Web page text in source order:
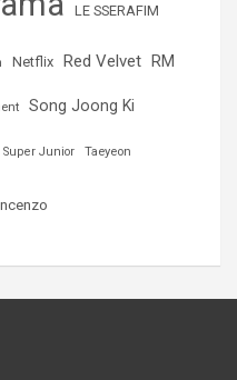
LE SSERAFIM
Netflix Red Velvet RM
Song Joong Ki
Super Junior Taeyeon